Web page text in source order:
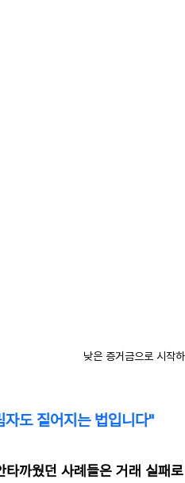
낮은 증거금으로 시작
도 짙어지는 법입니다"
까웠던 사례들은 거래 실패